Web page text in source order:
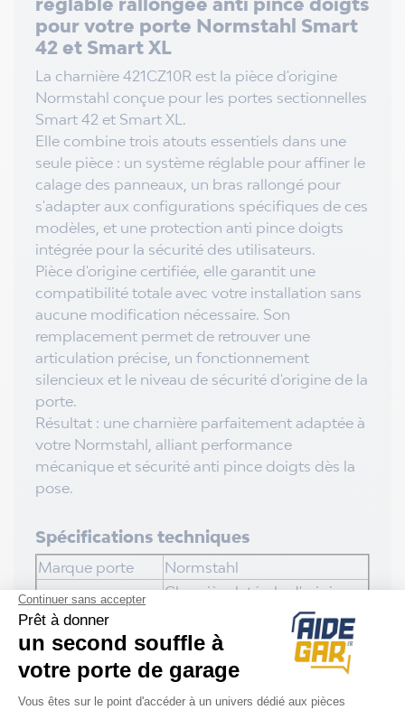
pour votre porte Normstahl Smart
42 et Smart XL
La charnière 421CZ10R est la pièce d'origine
Normstahl conçue pour les portes sectionnelles
Smart 42 et Smart XL.
Elle combine trois atouts essentiels dans une
seule pièce : un système réglable pour affiner le
calage des panneaux, un bras rallongé pour
s'adapter aux configurations spécifiques de ces
modèles, et une protection anti pince doigts
intégrée pour la sécurité des utilisateurs.
Pièce d'origine certifiée, elle garantit une
compatibilité totale avec votre installation sans
aucune modification nécessaire. Son
remplacement permet de retrouver une
articulation précise, un fonctionnement
silencieux et le niveau de sécurité d'origine de la
porte.
Résultat : une charnière parfaitement adaptée à
votre Normstahl, alliant performance
mécanique et sécurité anti pince doigts dès la
pose.
Spécifications techniques
Marque porte Normstahl
Usage
Charnière latérale d'origine
pour portes de garage
sectionnelles Normstahl
Smart 42 et Smart XL
Conditionnement Unitaire
Matière
Acier